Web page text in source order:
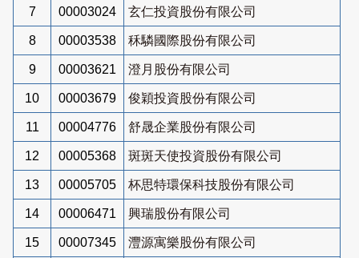
7 00003024 玄仁投資股份有限公司
8 00003538 秝驎國際股份有限公司
9 00003621 澄月股份有限公司
10 00003679 俊穎投資股份有限公司
11 00004776 舒晟企業股份有限公司
12 00005368 斑斑天使投資股份有限公司
13 00005705 杯思特環保科技股份有限公司
14 00006471 興瑞股份有限公司
15 00007345 灃源寓樂股份有限公司